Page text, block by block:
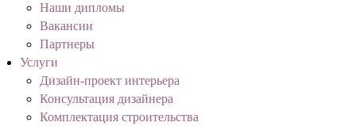
Наши дипломы
Вакансии
Партнеры
Услуги
Дизайн-проект интерьера
Консультация дизайнера
Комплектация строительства